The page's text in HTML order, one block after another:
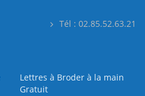
Tél : 02.85.52.63.21
Lettres à Broder à la main
Gratuit